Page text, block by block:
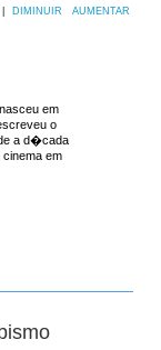
DIMINUIR AUMENTAR
em
o
a d�cada
em